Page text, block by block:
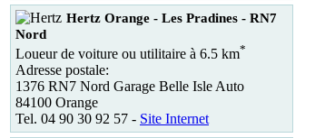
Hertz Orange - Les Pradines - RN7
Nord
Loueur de voiture ou utilitaire à 6.5 km*
Adresse postale:
1376 RN7 Nord Garage Belle Isle Auto
84100 Orange
Tel. 04 90 30 92 57 - Site Internet